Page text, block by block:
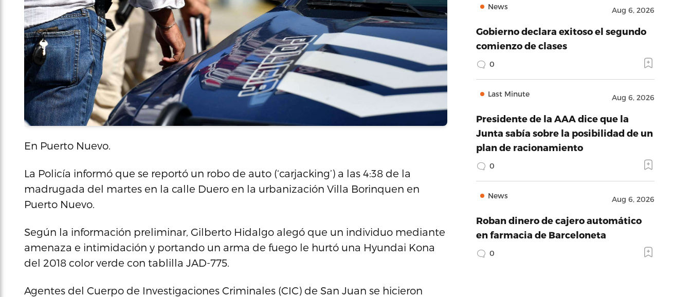
En Puerto Nuevo.
La Policía informó que se reportó un robo de auto (‘carjacking’) a las 4:38 de la
madrugada del martes en la calle Duero en la urbanización Villa Borinquen en
Puerto Nuevo.
Según la información preliminar, Gilberto Hidalgo alegó que un individuo mediante
amenaza e intimidación y portando un arma de fuego le hurtó una Hyundai Kona
del 2018 color verde con tablilla JAD-775.
Agentes del Cuerpo de Investigaciones Criminales (CIC) de San Juan se hicieron
News Aug 6, 2026
Gobierno declara exitoso el segundo
comienzo de clases
0
Last Minute Aug 6, 2026
Presidente de la AAA dice que la
Junta sabía sobre la posibilidad de un
plan de racionamiento
0
News Aug 6, 2026
Roban dinero de cajero automático
en farmacia de Barceloneta
0